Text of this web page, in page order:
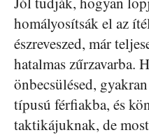
homályosítsák el az
észreveszed, már
hatalmas zűrzavarba.
önbecsülésed,
típusú férfiakba, és
taktikájuknak, de